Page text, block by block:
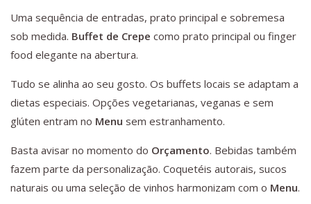
Uma sequência de entradas, prato principal e sobremesa
sob medida. Buffet de Crepe como prato principal ou finger
food elegante na abertura.
Tudo se alinha ao seu gosto. Os buffets locais se adaptam a
dietas especiais. Opções vegetarianas, veganas e sem
glúten entram no Menu sem estranhamento.
Basta avisar no momento do Orçamento. Bebidas também
fazem parte da personalização. Coquetéis autorais, sucos
naturais ou uma seleção de vinhos harmonizam com o Menu.